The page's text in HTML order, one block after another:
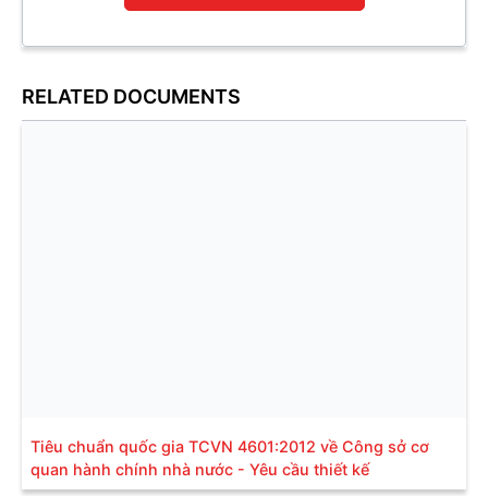
RELATED DOCUMENTS
Tiêu chuẩn quốc gia TCVN 4601:2012 về Công sở cơ
quan hành chính nhà nước - Yêu cầu thiết kế